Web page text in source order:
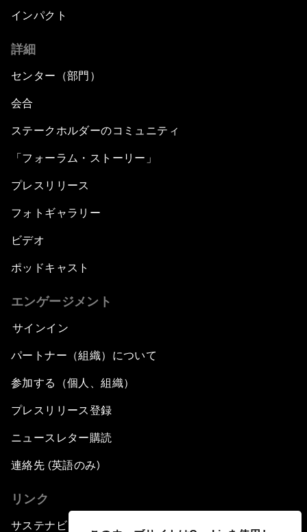
インパクト
詳細
センター（部門）
会合
ステークホルダーのコミュニティ
「フォーラム・ストーリー」
プレスリリース
フォトギャラリー
ビデオ
ポッドキャスト
エンゲージメント
サインイン
パートナー（組織）について
参加する（個人、組織）
プレスリリース登録
ニュースレター購読
連絡先 (英語のみ)
リンク
サステナビリティへの取り組み